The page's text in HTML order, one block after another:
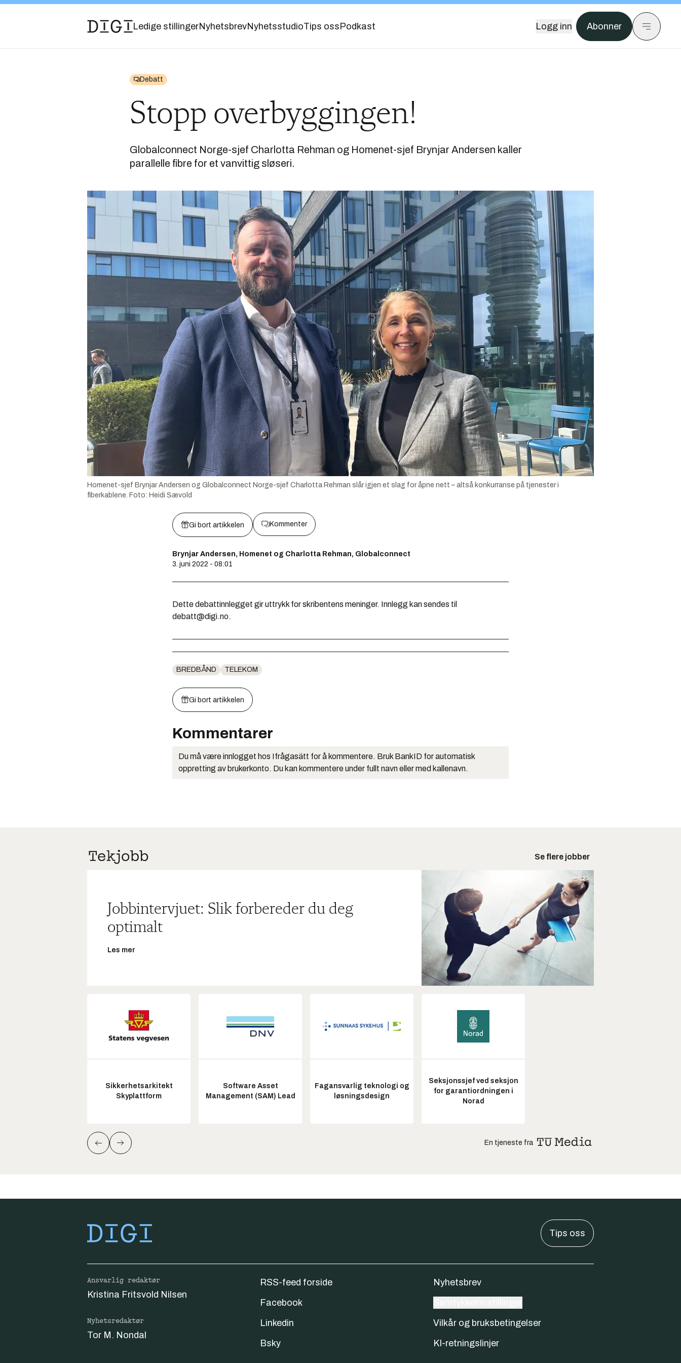
Ledige stillingerNyhetsbrevNyhetsstudioTips oss Podkast Logg inn Abonner
Debatt
Stopp overbyggingen!
Globalconnect Norge-sjef Charlotta Rehman og Homenet-sjef Brynjar Andersen kaller
parallelle fibre for et vanvittig sløseri.
Homenet-sjef Brynjar Andersen og Globalconnect Norge-sjef Charlotta Rehman slår igjen et slag for åpne nett – altså konkurranse på tjenester i
fiberkablene. Foto: Heidi Sævold
Gi bort artikkelen Kommenter
Brynjar Andersen, Homenet og Charlotta Rehman, Globalconnect
3. juni 2022 - 08:01
Dette debattinnlegget gir uttrykk for skribentens meninger. Innlegg kan sendes til
debatt@digi.no.
BREDBÅND TELEKOM
Gi bort artikkelen
Kommentarer
Du må være innlogget hos Ifrågasätt for å kommentere. Bruk BankID for automatisk
oppretting av brukerkonto. Du kan kommentere under fullt navn eller med kallenavn.
Se flere jobber
Jobbintervjuet: Slik forbereder du deg
optimalt
Les mer
Sikkerhetsarkitekt
Skyplattform
Software Asset
Management (SAM) Lead
Fagansvarlig teknologi og
løsningsdesign
Seksjonssjef ved seksjon
for garantiordningen i
Norad
En tjeneste fra
Tips oss
Ansvarlig redaktør
Kristina Fritsvold Nilsen
Nyhetsredaktør
Tor M. Nondal
RSS-feed forside
Facebook
Linkedin
Bsky
Nyhetsbrev
Vilkår og bruksbetingelser
KI-retningslinjer